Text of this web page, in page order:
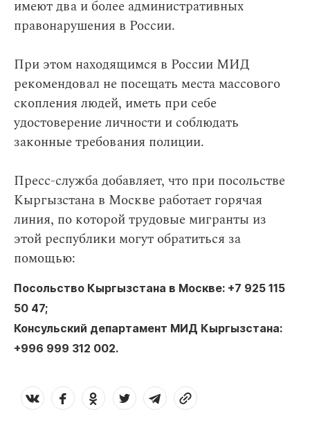
имеют два и более административных
правонарушения в России.
При этом находящимся в России МИД
рекомендовал не посещать места массового
скопления людей, иметь при себе
удостоверение личности и соблюдать
законные требования полиции.
Пресс-служба добавляет, что при посольстве
Кыргызстана в Москве работает горячая
линия, по которой трудовые мигранты из
этой республики могут обратиться за
помощью:
Посольство Кыргызстана в Москве: +7 925 115
50 47;
Консульский департамент МИД Кыргызстана:
+996 999 312 002.